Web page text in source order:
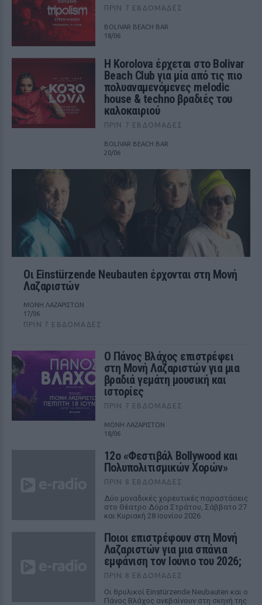
ΠΡΙΝ 7 ΕΒΔΟΜΆΔΕΣ
BOLIVAR BEACH BAR
18/06
Η Korolova έρχεται στο Bolivar
Beach Club για μία από τις πιο
πολυαναμενόμενες melodic
house & techno βραδιές του
καλοκαιριού
ΠΡΙΝ 7 ΕΒΔΟΜΆΔΕΣ
BOLIVAR BEACH BAR
20/06
Οι Einstürzende Neubauten έρχονται στη Μονή
Λαζαριστών
ΜΟΝΗ ΛΑΖΑΡΙΣΤΩΝ
17/06
ΠΡΙΝ 7 ΕΒΔΟΜΆΔΕΣ
Ο Πάνος Βλάχος επιστρέφει
στη Μονή Λαζαριστών για μια
βραδιά γεμάτη μουσική και
ιστορίες
ΠΡΙΝ 7 ΕΒΔΟΜΆΔΕΣ
ΜΟΝΗ ΛΑΖΑΡΙΣΤΩΝ
18/06
12ο «Φεστιβάλ Bollywood και
Πολυπολιτισμικών Χορών»
ΠΡΙΝ 8 ΕΒΔΟΜΆΔΕΣ
Δύο μοναδικές χορευτικές παραστάσεις
στο Θέατρο Δόρα Στράτου, Σάββατο 27
και Κυριακή 28 Ιουνίου 2026
Ποιοι επιστρέφουν στη Μονή
Λαζαριστών για μια σπάνια
εμφάνιση τον Ιούνιο του 2026;
ΠΡΙΝ 8 ΕΒΔΟΜΆΔΕΣ
Οι θρυλικοί Einstürzende Neubauten και ο
Πάνος Βλάχος ανεβαίνουν στη σκηνή της